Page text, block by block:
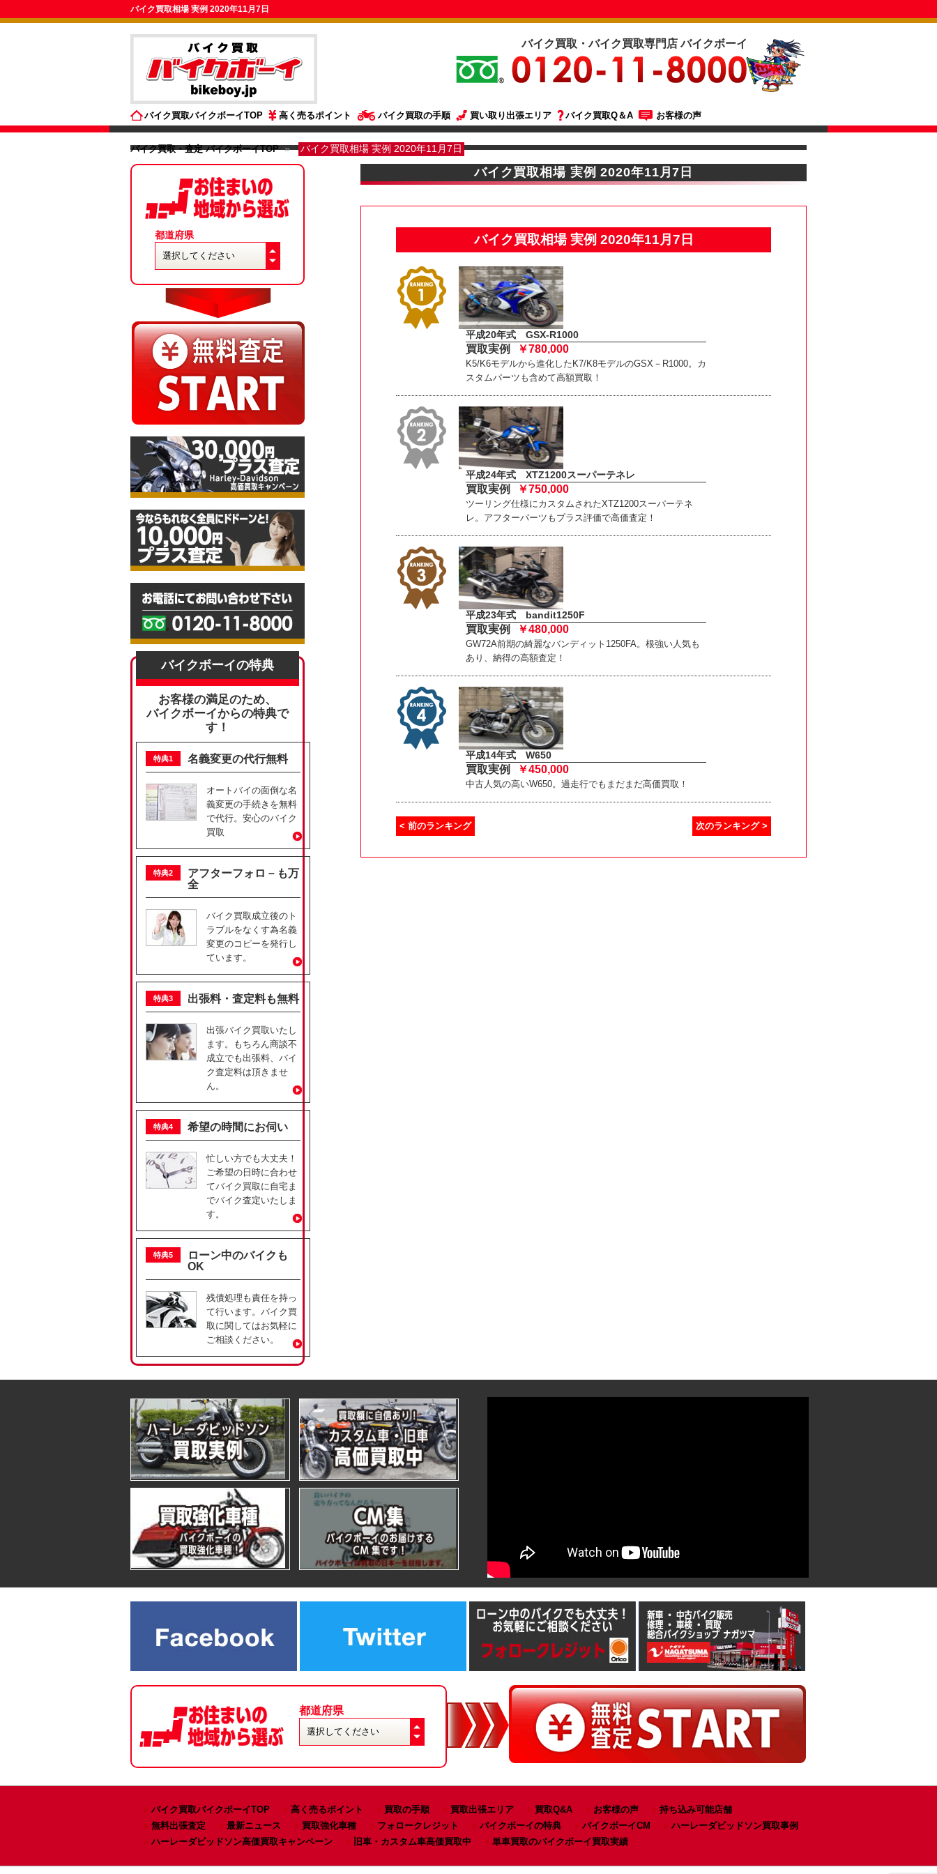
バイク買取相場 実例 2020年11月7日
バイク買取・バイク買取専門店 バイクボーイ
バイク買取バイクボーイTOP 高く売るポイント バイク買取の手順 買い取り出張エリア バイク買取Q＆A お客様の声
バイク買取・査定 バイクボーイTOP バイク買取相場 実例 2020年11月7日
バイク買取相場 実例 2020年11月7日
バイク買取相場 実例 2020年11月7日
平成20年式 GSX-R1000
買取実例 ￥780,000
K5/K6モデルから進化したK7/K8モデルのGSX－R1000。カ
スタムパーツも含めて高額買取！
平成24年式 XTZ1200スーパーテネレ
買取実例 ￥750,000
ツーリング仕様にカスタムされたXTZ1200スーパーテネ
レ。アフターパーツもプラス評価で高価査定！
平成23年式 bandit1250F
買取実例 ￥480,000
GW72A前期の綺麗なバンディット1250FA。根強い人気も
あり、納得の高額査定！
平成14年式 W650
買取実例 ￥450,000
中古人気の高いW650。過走行でもまだまだ高価買取！
< 前のランキング 次のランキング >
都道府県
バイクボーイの特典
お客様の満足のため、
バイクボーイからの特典で
す！
特典1 名義変更の代行無料
オートバイの面倒な名
義変更の手続きを無料
で代行。安心のバイク
買取
特典2
アフターフォロ－も万
全
バイク買取成立後のト
ラブルをなくす為名義
変更のコピーを発行し
ています。
特典3 出張料・査定料も無料
出張バイク買取いたし
ます。もちろん商談不
成立でも出張料、バイ
ク査定料は頂きませ
ん。
特典4 希望の時間にお伺い
忙しい方でも大丈夫！
ご希望の日時に合わせ
てバイク買取に自宅ま
でバイク査定いたしま
す。
特典5
ローン中のバイクも
OK
残債処理も責任を持っ
て行います。バイク買
取に関してはお気軽に
ご相談ください。
都道府県
バイク買取バイクボーイTOP 高く売るポイント 買取の手順 買取出張エリア 買取Q&A お客様の声
持ち込み可能店舗
無料出張査定
最新ニュース 買取強化車種 フォロークレジット バイクボーイの特典 バイクボーイCM
ハーレーダビッドソン買取事例
ハーレーダビッドソン高価買取キャンペーン
旧車・カスタム車高価買取中 単車買取のバイクボーイ買取実績